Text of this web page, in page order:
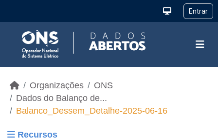
Organizações
ONS
Dados do Balanço de...
Balanco_Dessem_Detalhe-2025-06-16
Recursos